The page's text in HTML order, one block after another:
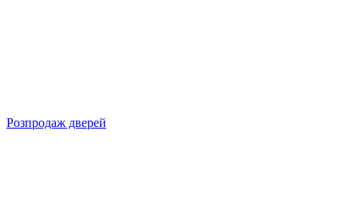
Розпродаж дверей